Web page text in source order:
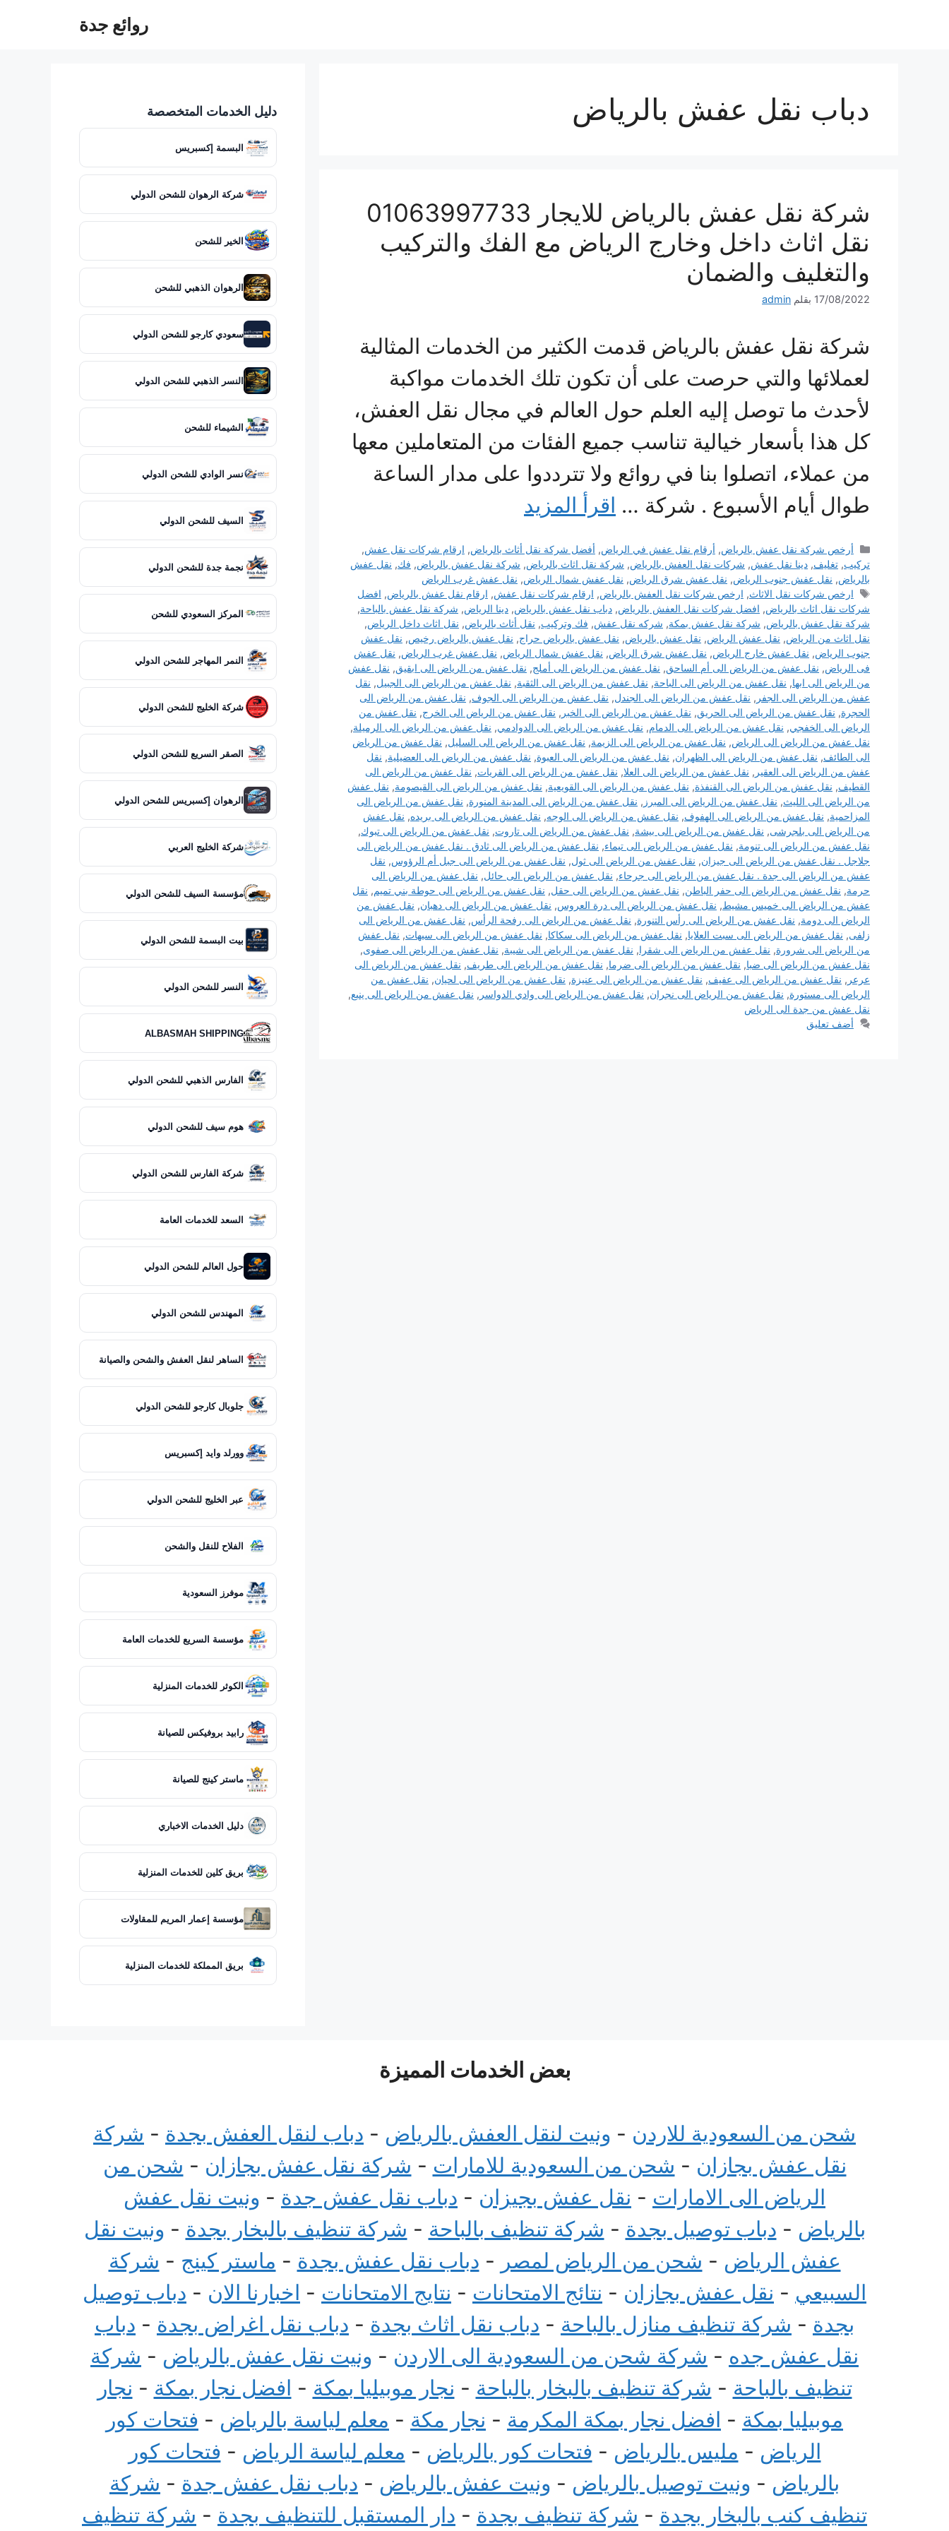
روائع جدة
دباب نقل عفش بالرياض
شركة نقل عفش بالرياض للايجار 01063997733
نقل اثاث داخل وخارج الرياض مع الفك والتركيب
والتغليف والضمان
17/08/2022 بقلم admin
شركة نقل عفش بالرياض قدمت الكثير من الخدمات المثالية
لعملائها والتي حرصت على أن تكون تلك الخدمات مواكبة
لأحدث ما توصل إليه العلم حول العالم في مجال نقل العفش،
كل هذا بأسعار خيالية تناسب جميع الفئات من المتعاملين معها
من عملاء، اتصلوا بنا في روائع ولا تترددوا على مدار الساعة
طوال أيام الأسبوع . شركة … اقرأ المزيد
التصنيفات
أرخص شركة نقل عفش بالرياض, أرقام نقل عفش في الرياض, أفضل شركة نقل أثاث بالرياض, ارقام شركات نقل عفش,
تركيب, تغليف, دينا نقل عفش, شركات نقل العفش بالرياض, شركة نقل اثاث بالرياض, شركة نقل عفش بالرياض, فك, نقل عفش
بالرياض, نقل عفش جنوب الرياض, نقل عفش شرق الرياض, نقل عفش شمال الرياض, نقل عفش غرب الرياض
الوسوم
ارخص شركات نقل الاثاث, ارخص شركات نقل العفش بالرياض, ارقام شركات نقل عفش, ارقام نقل عفش بالرياض, افضل
شركات نقل اثاث بالرياض, افضل شركات نقل العفش بالرياض, دباب نقل عفش بالرياض, دينا الرياض, شركة نقل عفش بالباحة,
شركة نقل عفش بالرياض, شركة نقل عفش بمكة, شركه نقل عفش, فك وتركيب, نقل أثاث بالرياض, نقل اثاث داخل الرياض,
نقل اثاث من الرياض, نقل عفش الرياض, نقل عفش بالرياض, نقل عفش بالرياض حراج, نقل عفش بالرياض رخيص, نقل عفش
جنوب الرياض, نقل عفش خارج الرياض, نقل عفش شرق الرياض, نقل عفش شمال الرياض, نقل عفش غرب الرياض, نقل عفش
فى الرياض, نقل عفش من الرياض الى أم الساحق, نقل عفش من الرياض الى أملج, نقل عفش من الرياض الى ابقيق, نقل عفش
من الرياض الى ابها, نقل عفش من الرياض الى الباحة, نقل عفش من الرياض الى الثقبة, نقل عفش من الرياض الى الجبيل, نقل
عفش من الرياض الى الجفر , نقل عفش من الرياض الى الجندل, نقل عفش من الرياض الى الجوف, نقل عفش من الرياض الى
الحجرة, نقل عفش من الرياض الى الحريق, نقل عفش من الرياض الى الخبر , نقل عفش من الرياض الى الخرج, نقل عفش من
الرياض الى الخفجي, نقل عفش من الرياض الى الدمام, نقل عفش من الرياض الى الدوادمي, نقل عفش من الرياض الى الرميلة,
نقل عفش من الرياض الى الرياض, نقل عفش من الرياض الى الزيمة, نقل عفش من الرياض الى السليل, نقل عفش من الرياض
الى الطائف, نقل عفش من الرياض الى الظهران, نقل عفش من الرياض الى العبوة, نقل عفش من الرياض الى العضيلية, نقل
عفش من الرياض الى العقير , نقل عفش من الرياض الى العلا, نقل عفش من الرياض الى القريات, نقل عفش من الرياض الى
القطيف, نقل عفش من الرياض الى القنفذة, نقل عفش من الرياض الى القويعية, نقل عفش من الرياض الى القيصومة, نقل عفش
من الرياض الى الليث, نقل عفش من الرياض الى المبرز , نقل عفش من الرياض الى المدينة المنورة, نقل عفش من الرياض الى
المزاحمية, نقل عفش من الرياض الى الهفوف, نقل عفش من الرياض الى الوجه, نقل عفش من الرياض الى بريده, نقل عفش
من الرياض الى بلجرشى, نقل عفش من الرياض الى بيشة, نقل عفش من الرياض الى تاروت, نقل عفش من الرياض الى تبوك,
نقل عفش من الرياض الى تنومة, نقل عفش من الرياض الى تيماء, نقل عفش من الرياض الى ثادق . نقل عفش من الرياض الى
جلاجل . نقل عفش من الرياض الى جيزان, نقل عفش من الرياض الى ثول, نقل عفش من الرياض الى جبل أم الرؤوس, نقل
عفش من الرياض الى جدة . نقل عفش من الرياض الى جرحاء, نقل عفش من الرياض الى حائل, نقل عفش من الرياض الى
حرمة, نقل عفش من الرياض الى حفر الباطن, نقل عفش من الرياض الى حقل, نقل عفش من الرياض الى حوطة بني تميم, نقل
عفش من الرياض الى خميس مشيط, نقل عفش من الرياض الى درة العروس, نقل عفش من الرياض الى دهبان, نقل عفش من
الرياض الى دومة, نقل عفش من الرياض الى رأس التنورة, نقل عفش من الرياض الى رفحة الرأس, نقل عفش من الرياض الى
زلفى, نقل عفش من الرياض الى سبت العلايا, نقل عفش من الرياض الى سكاكا, نقل عفش من الرياض الى سيهات, نقل عفش
من الرياض الى شرورة, نقل عفش من الرياض الى شقرا, نقل عفش من الرياض الى شيبة, نقل عفش من الرياض الى صفوى,
نقل عفش من الرياض الى ضبا, نقل عفش من الرياض الى ضرما, نقل عفش من الرياض الى طريف, نقل عفش من الرياض الى
عرعر , نقل عفش من الرياض الى عفيف, نقل عفش من الرياض الى عنيزة, نقل عفش من الرياض الى لحيان, نقل عفش من
الرياض الى مستورة, نقل عفش من الرياض الى نجران, نقل عفش من الرياض الى وادي الدواسر , نقل عفش من الرياض الى ينبع,
نقل عفش من جدة الى الرياض
أضف تعليق
دليل الخدمات المتخصصة
البسمة إكسبريس
شركة الرهوان للشحن الدولي
الخير للشحن
الرهوان الذهبي للشحن
سعودي كارجو للشحن الدولي
النسر الذهبي للشحن الدولي
الشيماء للشحن
نسر الوادي للشحن الدولي
السيف للشحن الدولي
نجمة جدة للشحن الدولي
المركز السعودي للشحن
النمر المهاجر للشحن الدولي
شركة الخليج للشحن الدولي
الصقر السريع للشحن الدولي
الرهوان إكسبريس للشحن الدولي
شركة الخليج العربي
مؤسسة السيف للشحن الدولي
بيت البسمة للشحن الدولي
النسر للشحن الدولي
ALBASMAH SHIPPING
الفارس الذهبي للشحن الدولي
هوم سيف للشحن الدولي
شركة الفارس للشحن الدولي
السعد للخدمات العامة
حول العالم للشحن الدولي
المهندس للشحن الدولي
الساهر لنقل العفش والشحن والصيانة
جلوبال كارجو للشحن الدولي
وورلد وايد إكسبريس
عبر الخليج للشحن الدولي
الفلاح للنقل والشحن
موفرز السعودية
مؤسسة السريع للخدمات العامة
الكوثر للخدمات المنزلية
رابيد بروفيكس للصيانة
ماستر كينج للصيانة
دليل الخدمات الاخباري
بريق كلين للخدمات المنزلية
مؤسسة إعمار المريم للمقاولات
بريق المملكة للخدمات المنزلية
بعض الخدمات المميزة
شحن من السعودية للاردن - ونيت لنقل العفش بالرياض - دباب لنقل العفش بجدة - شركة
نقل عفش بجازان - شحن من السعودية للامارات - شركة نقل عفش بجازان - شحن من
الرياض الى الامارات - نقل عفش بجيزان - دباب نقل عفش جدة - ونيت نقل عفش
بالرياض - دباب توصيل بجدة - شركة تنظيف بالباحة - شركة تنظيف بالبخار بجدة - ونيت نقل
عفش الرياض - شحن من الرياض لمصر - دباب نقل عفش بجدة - ماستر كينج - شركة
السبيعي - نقل عفش بجازان - نتائج الامتحانات - نتايج الامتحانات - اخبارنا الان - دباب توصيل
بجدة - شركة تنظيف منازل بالباحة - دباب نقل اثاث بجدة - دباب نقل اغراض بجدة - دباب
نقل عفش جده - شركة شحن من السعودية الى الاردن - ونيت نقل عفش بالرياض - شركة
تنظيف بالباحة - شركة تنظيف بالبخار بالباحة - نجار موبيليا بمكة - افضل نجار بمكة - نجار
موبيليا بمكة - افضل نجار بمكة المكرمة - نجار مكة - معلم لياسة بالرياض - فتحات كور
الرياض - مليس بالرياض - فتحات كور بالرياض - معلم لياسة الرياض - فتحات كور
بالرياض - ونيت توصيل بالرياض - ونيت عفش بالرياض - دباب نقل عفش جدة - شركة
تنظيف كنب بالبخار بجدة - شركة تنظيف بجدة - دار المستقبل للتنظيف بجدة - شركة تنظيف